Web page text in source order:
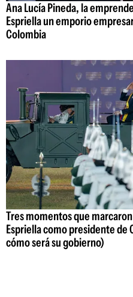
Ana Lucía Pineda, la
Espriella un emporio
Colombia
Tres momentos que
Espriella como presidente de
cómo será su gobierno)